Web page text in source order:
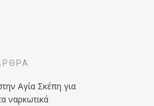
Αγία Σκέπη για
ναρκωτικά